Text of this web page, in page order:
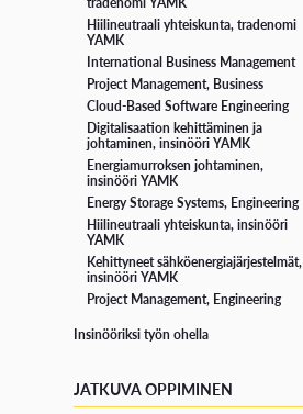
Hiilineutraali yhteiskunta, tradenomi
YAMK
International Business Management
Project Management, Business
Cloud-Based Software Engineering
Digitalisaation kehittäminen ja
johtaminen, insinööri YAMK
Energiamurroksen johtaminen,
insinööri YAMK
Energy Storage Systems, Engineering
Hiilineutraali yhteiskunta, insinööri
YAMK
Kehittyneet sähköenergiajärjestelmät,
insinööri YAMK
Project Management, Engineering
Insinööriksi työn ohella
JATKUVA OPPIMINEN